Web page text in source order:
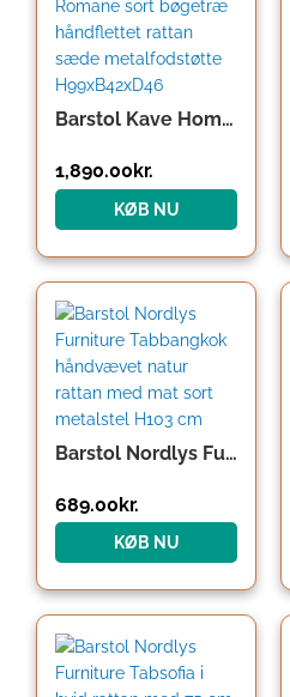
Barstol Kave Home Romane sort bøgetræ håndflettet rattan sæde metalfodstøtte H99xB42xD46
pris
var:
2,459.00kr..
1,890.00 kr.
pris
er:
1,890.00kr..
KØB NU
Barstol Nordlys Furniture Tabbangkok håndvævet natur rattan med mat sort metalstel H103 cm
689.00kr.
KØB NU